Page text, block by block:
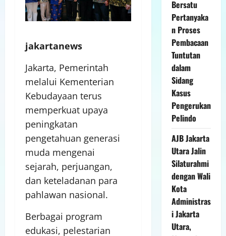
jakartanews
Jakarta, Pemerintah
melalui Kementerian
Kebudayaan terus
memperkuat upaya
peningkatan
pengetahuan generasi
muda mengenai
sejarah, perjuangan,
dan keteladanan para
pahlawan nasional.
Berbagai program
edukasi, pelestarian
Bersatu
Pertanyaka
n Proses
Pembacaan
Tuntutan
dalam
Sidang
Kasus
Pengerukan
Pelindo
AJB Jakarta
Utara Jalin
Silaturahmi
dengan Wali
Kota
Administras
i Jakarta
Utara,